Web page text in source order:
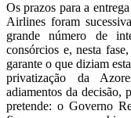
Os prazos para a
Airlines foram
grande número de
consórcios e, nesta
garante o que diziam
privatização da
adiamentos da decisão,
pretende: o Governo